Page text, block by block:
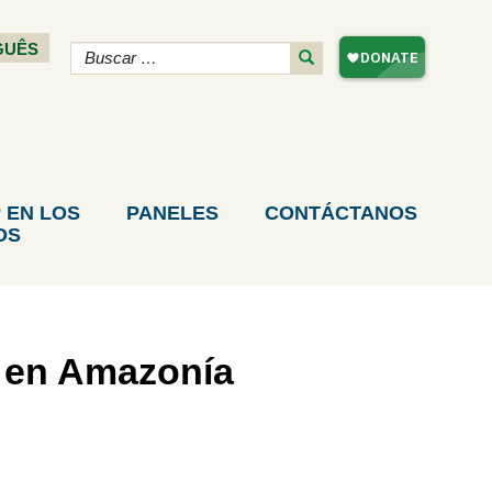
EN LOS
PANELES CONTÁCTANOS
Amazonía